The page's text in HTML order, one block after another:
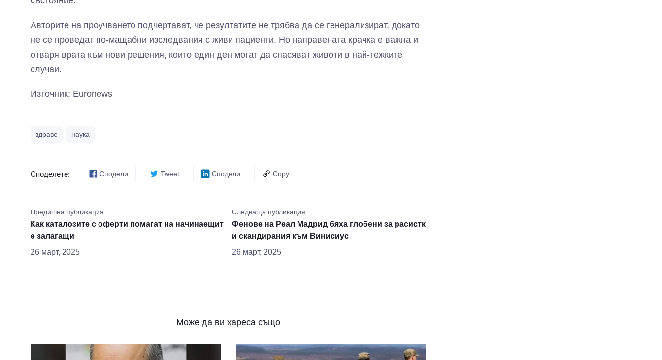
Авторите на проучването подчертават, че резултатите не трябва да се генерализират, докато
не се проведат по-мащабни изследвания с живи пациенти. Но направената крачка е важна и
отваря врата към нови решения, които един ден могат да спасяват животи в най-тежките
случаи.
Източник: Euronews
здраве наука
Споделете: Сподели Tweet Сподели Copy
Предишна публикация:
Как каталозите с оферти помагат на начинаещит
е залагащи
26 март, 2025
Следваща публикация:
Фенове на Реал Мадрид бяха глобени за расистк
и скандирания към Винисиус
26 март, 2025
Може да ви хареса също